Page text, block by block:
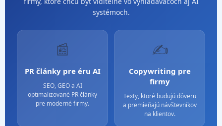
systémoch.
📰
PR články pre éru AI
SEO, GEO a AI
optimalizované PR články
pre moderné firmy.
✍️
Copywriting pre
firmy
Texty, ktoré budujú dôveru
a premieňajú návštevníkov
na klientov.